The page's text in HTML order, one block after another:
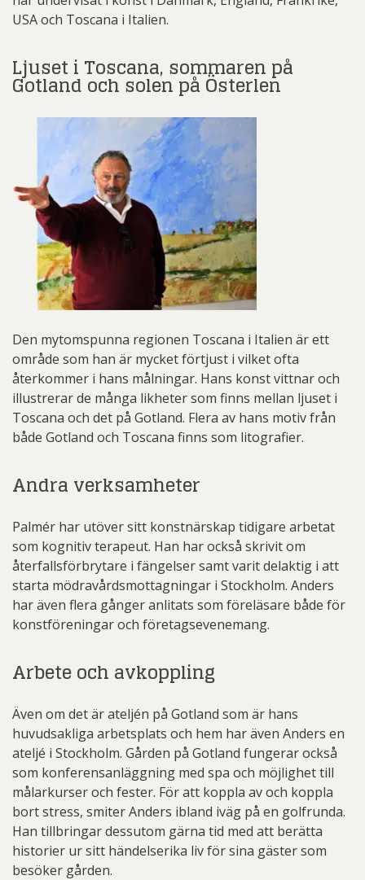
USA och Toscana i Italien.
Ljuset i Toscana, sommaren på
Gotland och solen på Österlen
Den mytomspunna regionen Toscana i Italien är ett
område som han är mycket förtjust i vilket ofta
återkommer i hans målningar. Hans konst vittnar och
illustrerar de många likheter som finns mellan ljuset i
Toscana och det på Gotland. Flera av hans motiv från
både Gotland och Toscana finns som litografier.
Andra verksamheter
Palmér har utöver sitt konstnärskap tidigare arbetat
som kognitiv terapeut. Han har också skrivit om
återfallsförbrytare i fängelser samt varit delaktig i att
starta mödravårdsmottagningar i Stockholm. Anders
har även flera gånger anlitats som föreläsare både för
konstföreningar och företagsevenemang.
Arbete och avkoppling
Även om det är ateljén på Gotland som är hans
huvudsakliga arbetsplats och hem har även Anders en
ateljé i Stockholm. Gården på Gotland fungerar också
som konferensanläggning med spa och möjlighet till
målarkurser och fester. För att koppla av och koppla
bort stress, smiter Anders ibland iväg på en golfrunda.
Han tillbringar dessutom gärna tid med att berätta
historier ur sitt händelserika liv för sina gäster som
besöker gården.